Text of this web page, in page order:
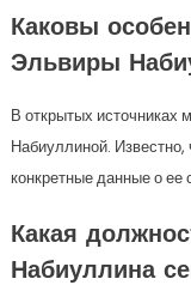
Каковы
Эльвиры
В открытых
Набиуллиной.
конкретные данные о
Какая
Набиуллина